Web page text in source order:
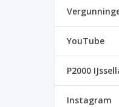
YouTube
P2000
Instagram